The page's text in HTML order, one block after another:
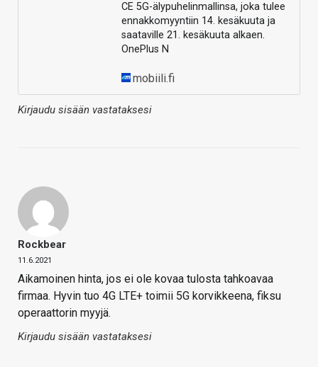
CE 5G-älypuhelinmallinsa, joka tulee
ennakkomyyntiin 14. kesäkuuta ja
saataville 21. kesäkuuta alkaen.
OnePlus N
mobiili.fi
Kirjaudu sisään vastataksesi
Rockbear
11.6.2021
Aikamoinen hinta, jos ei ole kovaa tulosta tahkoavaa
firmaa. Hyvin tuo 4G LTE+ toimii 5G korvikkeena, fiksu
operaattorin myyjä.
Kirjaudu sisään vastataksesi